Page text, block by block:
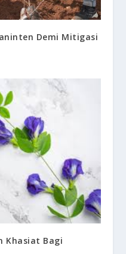
Demi Mitigasi
Khasiat Bagi